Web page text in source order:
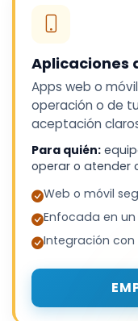
Aplicaciones
Apps web o
operación o de
aceptación
Para quién:
operar o atender
Web o móvil
Enfocada en
Integración con